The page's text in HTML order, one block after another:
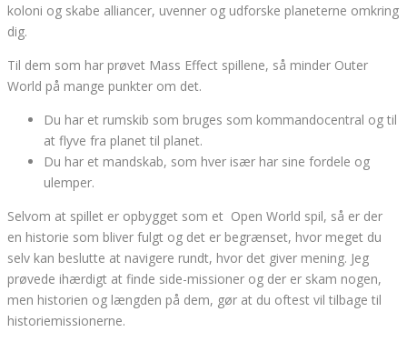
koloni og skabe alliancer, uvenner og udforske planeterne omkring
dig.
Til dem som har prøvet Mass Effect spillene, så minder Outer
World på mange punkter om det.
Du har et rumskib som bruges som kommandocentral og til
at flyve fra planet til planet.
Du har et mandskab, som hver især har sine fordele og
ulemper.
Selvom at spillet er opbygget som et Open World spil, så er der
en historie som bliver fulgt og det er begrænset, hvor meget du
selv kan beslutte at navigere rundt, hvor det giver mening. Jeg
prøvede ihærdigt at finde side-missioner og der er skam nogen,
men historien og længden på dem, gør at du oftest vil tilbage til
historiemissionerne.